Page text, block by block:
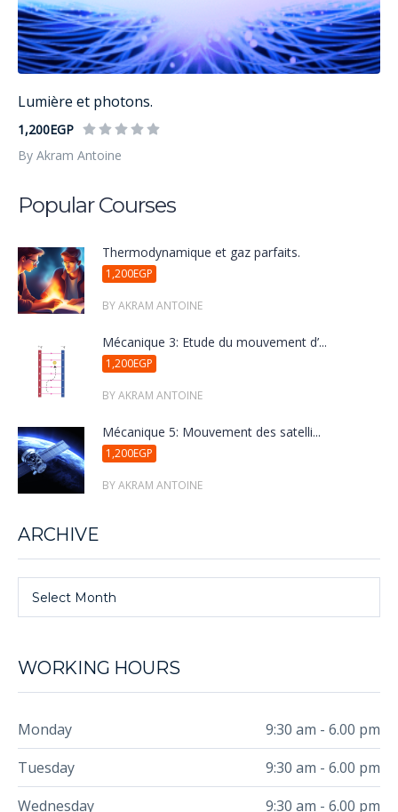
Lumière et photons.
1,200EGP
By Akram Antoine
Popular Courses
Thermodynamique et gaz parfaits.
1,200EGP
BY AKRAM ANTOINE
Mécanique 3: Étude du mouvement d’...
1,200EGP
BY AKRAM ANTOINE
Mécanique 5: Mouvement des satelli...
1,200EGP
BY AKRAM ANTOINE
ARCHIVE
Select Month
WORKING HOURS
Monday
9:30 am - 6.00 pm
Tuesday
9:30 am - 6.00 pm
Wednesday
9:30 am - 6.00 pm